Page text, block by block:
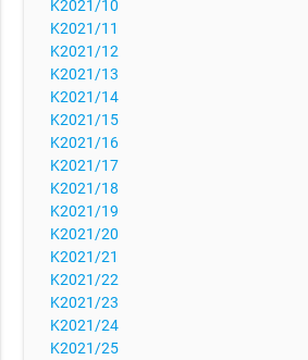
K2021/10
K2021/11
K2021/12
K2021/13
K2021/14
K2021/15
K2021/16
K2021/17
K2021/18
K2021/19
K2021/20
K2021/21
K2021/22
K2021/23
K2021/24
K2021/25